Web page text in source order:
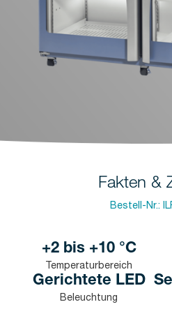
Fakten &
Bestell-Nr.:
+2 bis +10 °C
Temperaturbereich
Gerichtete LED
Beleuchtung